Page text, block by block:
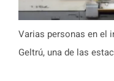
Varias personas en el
Geltrú, una de las